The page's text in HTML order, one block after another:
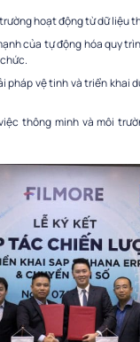
hoạt động từ dữ liệu
của tự động hóa quy
pháp vệ tinh và triển khai
thông minh và môi